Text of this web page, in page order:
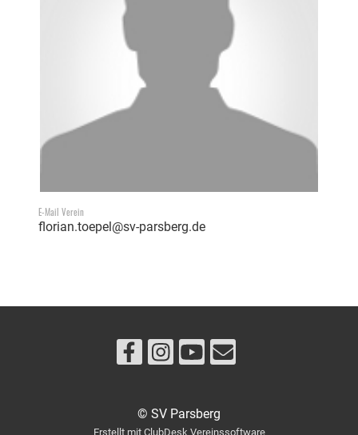
E-Mail Verein
florian.toepel@sv-parsberg.de
© SV Parsberg
Erstellt mit ClubDesk Vereinssoftware